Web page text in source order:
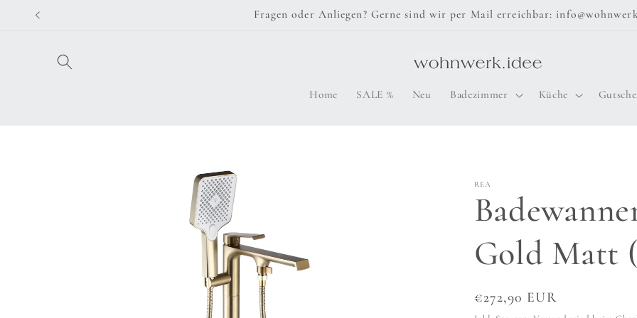
zum
Fragen oder Anliegen? Gerne sind wir per Mail erreichbar:
Home SALE % Neu Badezimmer Küche
REA
Gold Matt
Normaler
€272,90 EUR